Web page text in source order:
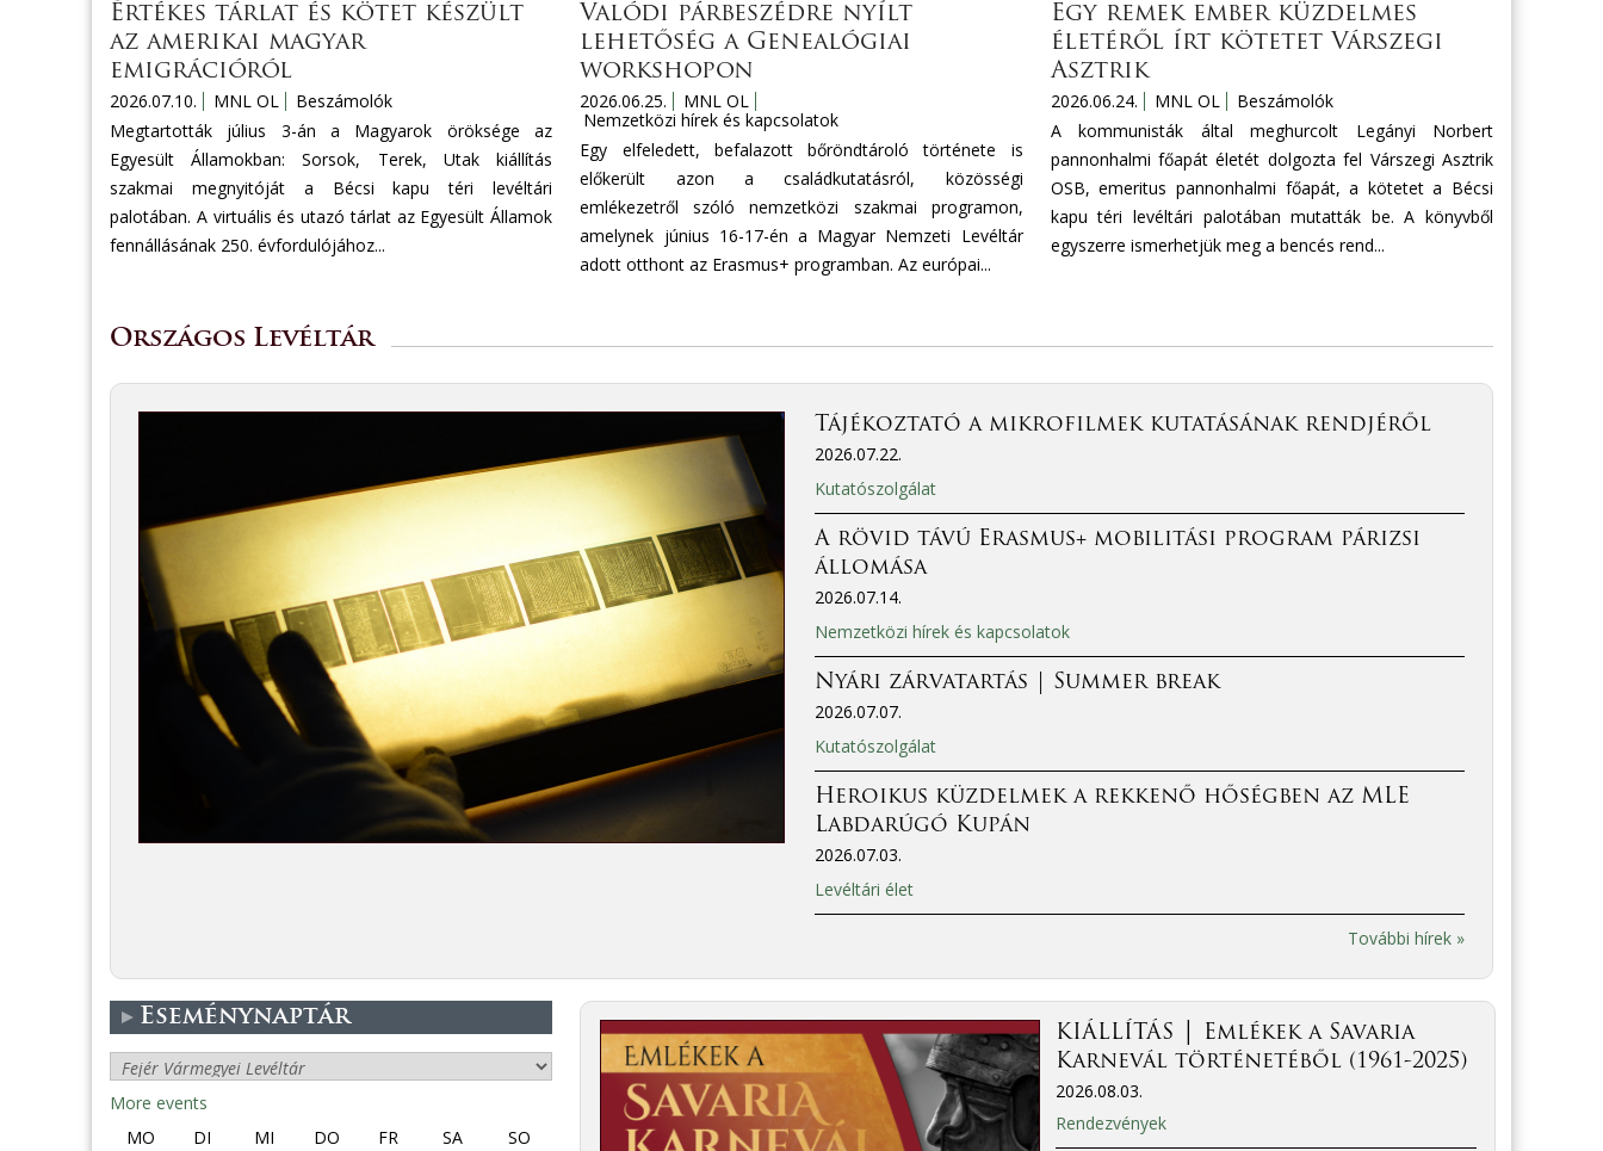
Értékes tárlat és kötet készült
az amerikai magyar
emigrációról
2026.07.10. MNL OL
Beszámolók
Megtartották július 3-án a Magyarok öröksége az
Egyesült Államokban: Sorsok, Terek, Utak kiállítás
szakmai megnyitóját a Bécsi kapu téri levéltári
palotában. A virtuális és utazó tárlat az Egyesült Államok
fennállásának 250. évfordulójához...
Valódi párbeszédre nyílt
lehetőség a Genealógiai
workshopon
2026.06.25.
MNL OL
Nemzetközi hírek és kapcsolatok
Egy elfeledett, befalazott bőröndtároló története is
előkerült azon a családkutatásról, közösségi
emlékezetről szóló nemzetközi szakmai programon,
amelynek június 16-17-én a Magyar Nemzeti Levéltár
adott otthont az Erasmus+ programban. Az európai...
Egy remek ember küzdelmes
életéről írt kötetet Várszegi
Asztrik
2026.06.24. MNL OL
Beszámolók
A kommunisták által meghurcolt Legányi Norbert
pannonhalmi főapát életét dolgozta fel Várszegi Asztrik
OSB, emeritus pannonhalmi főapát, a kötetet a Bécsi
kapu téri levéltári palotában mutatták be. A könyvből
egyszerre ismerhetjük meg a bencés rend...
Országos Levéltár
Tájékoztató a mikrofilmek kutatásának rendjéről
2026.07.22.
Kutatószolgálat
A rövid távú Erasmus+ mobilitási program párizsi
állomása
2026.07.14.
Nemzetközi hírek és kapcsolatok
Nyári zárvatartás | Summer break
2026.07.07.
Kutatószolgálat
Heroikus küzdelmek a rekkenő hőségben az MLE
Labdarúgó Kupán
2026.07.03.
Levéltári élet
További hírek »
KIÁLLÍTÁS │ Emlékek a Savaria
Karnevál történetéből (1961-2025)
2026.08.03.
Rendezvények
Eseménynaptár
More events
MO
DI MI DO FR SA
SO